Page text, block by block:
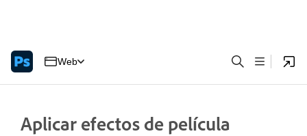
Web
Aplicar efectos de película